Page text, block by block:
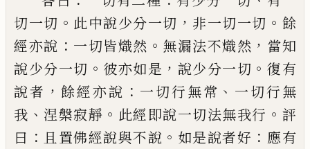
切一切 。 此中說少分一切 ， 非一切一切 。 餘
經亦說 ： 一切皆熾然 。 無漏法不熾然 ， 當知
說少分一切 。 彼亦如是 ， 說少分一切 。 復有
說者 ，餘經亦說 ： 一切行無常 、 一切行無
我 、涅槃寂靜 。 此經即說一切法無我行 。 評
曰 ： 且置佛經說與不說 。 如是說者好 ： 應有